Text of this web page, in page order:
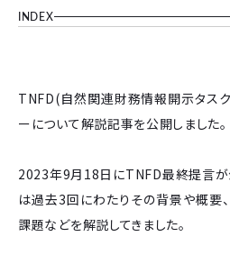
INDEX
TNFD(自然関連財務情報開示タスク
ーについて解説記事を公開しました。
2023年9月18日にTNFD最終提言が
は過去3回にわたりその背景や概要
課題などを解説してきました。